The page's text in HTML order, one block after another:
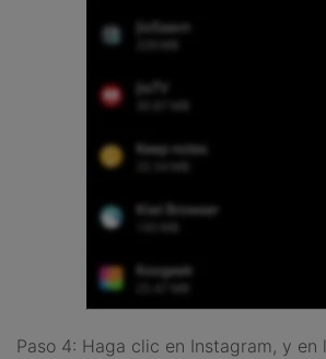
Paso 4: Haga clic en Instagram, y en